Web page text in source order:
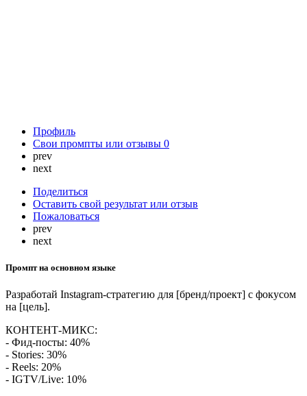
Профиль
Свои промпты или отзывы 0
prev
next
Поделиться
Оставить свой результат или отзыв
Пожаловаться
prev
next
Промпт на основном языке
Разработай Instagram-стратегию для [бренд/проект] с фокусом
на [цель].
КОНТЕНТ-МИКС:
- Фид-посты: 40%
- Stories: 30%
- Reels: 20%
- IGTV/Live: 10%